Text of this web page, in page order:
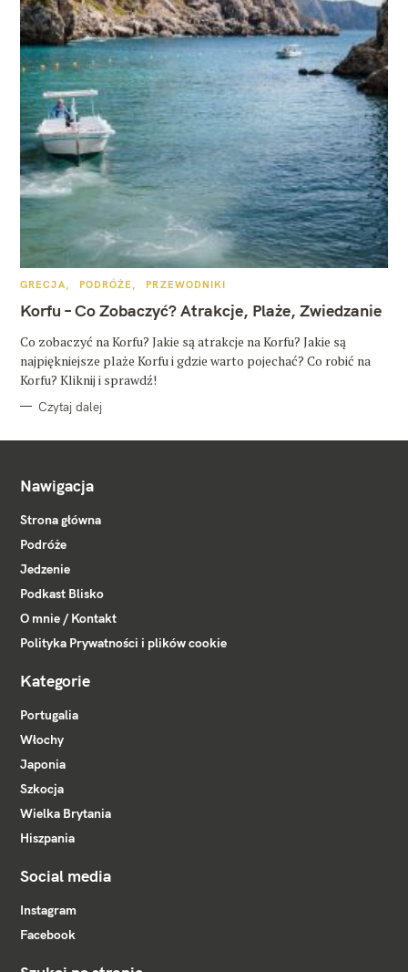
K
T
E
O
R
I
GRECJA PODRÓŻE PRZEWODNIKI
Korfu – Co Zobaczyć? Atrakcje, Plaże, Zwiedzanie
Co zobaczyć na Korfu? Jakie są atrakcje na Korfu? Jakie są
najpiękniejsze plaże Korfu i gdzie warto pojechać? Co robić na
Korfu? Kliknij i sprawdź!
Czytaj dalej
Nawigacja
Strona główna
Podróże
Jedzenie
Podkast Blisko
O mnie / Kontakt
Polityka Prywatności i plików cookie
Kategorie
Portugalia
Włochy
Japonia
Szkocja
Wielka Brytania
Hiszpania
Social media
Instagram
Facebook